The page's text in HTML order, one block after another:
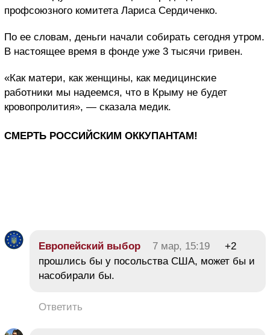
профсоюзного комитета Лариса Сердиченко.
По ее словам, деньги начали собирать сегодня утром.
В настоящее время в фонде уже 3 тысячи гривен.
«Как матери, как женщины, как медицинские
работники мы надеемся, что в Крыму не будет
кровопролития», — сказала медик.
СМЕРТЬ РОССИЙСКИМ ОККУПАНТАМ!
Европейский выбор 7 мар, 15:19
+2
прошлись бы у посольства США, может бы и
насобирали бы.
Ответить